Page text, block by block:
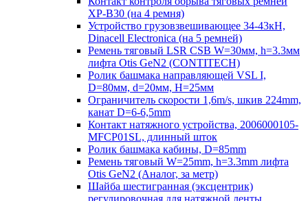
XP-B30 (на 4 ремня)
Устройство грузовзвешивающее 34-43кН,
Dinacell Electronica (на 5 ремней)
Ремень тяговый LSR CSB W=30мм, h=3.3мм
лифта Otis GeN2 (CONTITECH)
Ролик башмака направляющей VSL I,
D=80мм, d=20мм, H=25мм
Ограничитель скорости 1,6m/s, шкив 224mm,
канат D=6-6,5mm
Контакт натяжного устройства, 2006000105-
MFCP01SL, длинный шток
Ролик башмака кабины, D=85mm
Ремень тяговый W=25mm, h=3.3mm лифта
Otis GeN2 (Аналог, за метр)
Шайба шестигранная (эксцентрик)
регулировочная для натяжной ленты